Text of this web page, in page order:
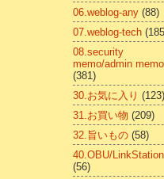
06.weblog-any (88)
07.weblog-tech
08.security
memo/admin memo
(381)
30.お気に入り (123)
31.お買い物 (209)
32.旨いもの (58)
40.OBU/LinkStation
(56)